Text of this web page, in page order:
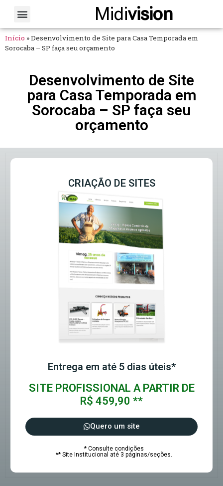
Midivision
Início »Desenvolvimento de Site para Casa Temporada em
Sorocaba – SP faça seu orçamento
Desenvolvimento de Site
para Casa Temporada em
Sorocaba – SP faça seu
orçamento
CRIAÇÃO DE SITES
Entrega em até 5 dias úteis*
SITE PROFISSIONAL A PARTIR DE
R$ 459,90 **
Quero um site
* Consulte condições
** Site Institucional até 3 páginas/seções.